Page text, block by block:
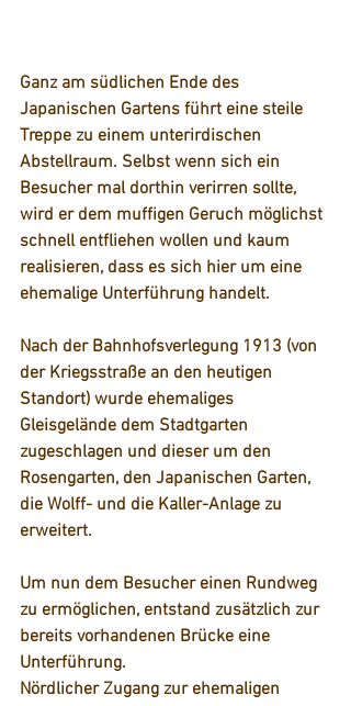
Ganz am südlichen Ende des
Japanischen Gartens führt eine steile
Treppe zu einem unterirdischen
Abstellraum. Selbst wenn sich ein
Besucher mal dorthin verirren sollte,
wird er dem muffigen Geruch möglichst
schnell entfliehen wollen und kaum
realisieren, dass es sich hier um eine
ehemalige Unterführung handelt.
Nach der Bahnhofsverlegung 1913 (von
der Kriegsstraße an den heutigen
Standort) wurde ehemaliges
Gleisgelände dem Stadtgarten
zugeschlagen und dieser um den
Rosengarten, den Japanischen Garten,
die Wolff- und die Kaller-Anlage zu
erweitert.
Um nun dem Besucher einen Rundweg
zu ermöglichen, entstand zusätzlich zur
bereits vorhandenen Brücke eine
Unterführung.
Nördlicher Zugang zur ehemaligen